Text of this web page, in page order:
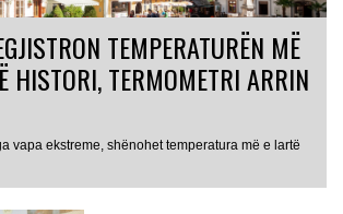
TEMPERATURËN MË
HISTORI, TERMOMETRI ARRIN
vapa ekstreme, shënohet temperatura më e lartë